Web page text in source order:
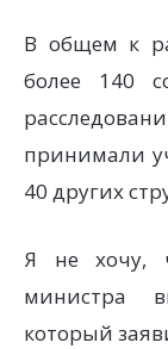
В общем к
более 140
принимали
40 других
Я не хочу,
министра
который